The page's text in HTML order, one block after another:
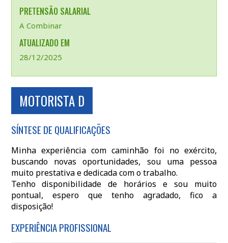
PRETENSÃO SALARIAL
A Combinar
ATUALIZADO EM
28/12/2025
MOTORISTA D
SÍNTESE DE QUALIFICAÇÕES
Minha experiência com caminhão foi no exército,
buscando novas oportunidades, sou uma pessoa
muito prestativa e dedicada com o trabalho.
Tenho disponibilidade de horários e sou muito
pontual, espero que tenho agradado, fico a
disposição!
EXPERIÊNCIA PROFISSIONAL